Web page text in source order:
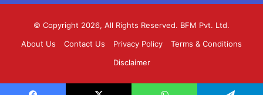
© Copyright 2026, All Rights Reserved. BFM Pvt. Ltd.
About Us
Contact Us Privacy Policy
Terms & Conditions
Disclaimer